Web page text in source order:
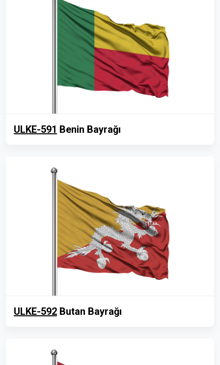
ULKE-591 Benin Bayrağı
ULKE-592 Butan Bayrağı